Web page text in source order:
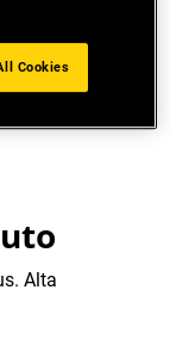
e
Alta
Cookies